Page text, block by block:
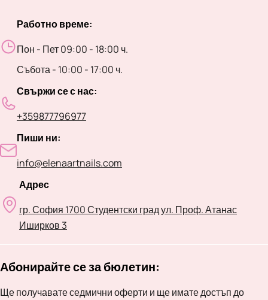
Работно време:
Пон - Пет 09:00 - 18:00 ч.
Събота - 10:00 - 17:00 ч.
Свържи се с нас:
+359877796977
Пиши ни:
info@elenaartnails.com
Адрес
гр. София 1700 Студентски град ул. Проф. Атанас
Иширков 3
Абонирайте се за бюлетин:
Ще получавате седмични оферти и ще имате достъп до